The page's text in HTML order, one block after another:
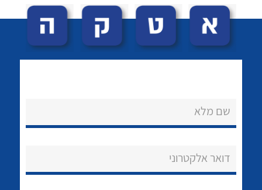
לכל מוצרי היצרן לכל מוצרי היצרן
שם מלא
דואר אלקטרוני